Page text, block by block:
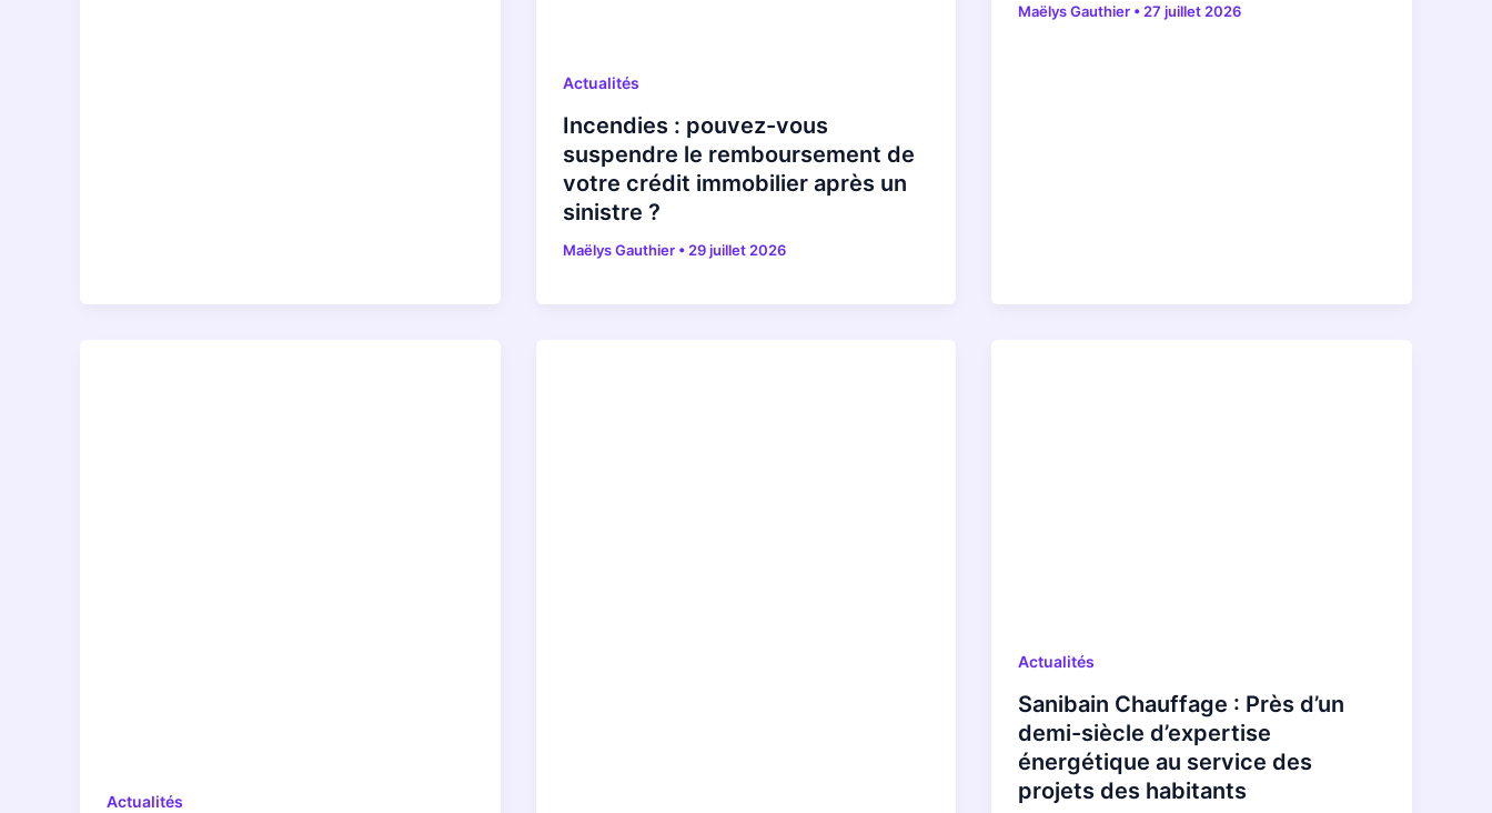
Actualités
Incendies : pouvez-vous
suspendre le remboursement de
votre crédit immobilier après un
sinistre ?
Maëlys Gauthier • 29 juillet 2026
Maëlys Gauthier • 27 juillet 2026
Actualités
Actualités
Sanibain Chauffage : Près d’un
demi-siècle d’expertise
énergétique au service des
projets des habitants